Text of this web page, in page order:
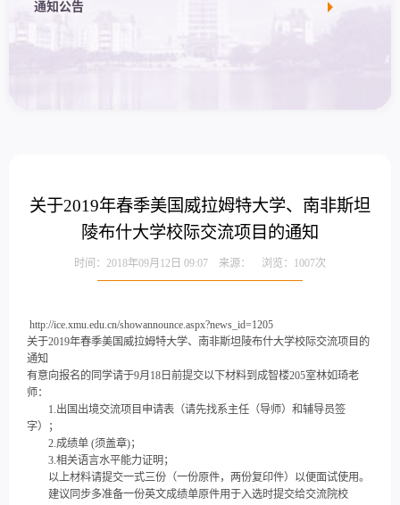
通知公告
关于2019年春季美国威拉姆特大学、南非斯坦
陵布什大学校际交流项目的通知
时间：2018年09月12日 09:07 来源： 浏览： 1007次
http://ice.xmu.edu.cn/showannounce.aspx?news_id=1205
关于2019年春季美国威拉姆特大学、南非斯坦陵布什大学校际交流项目的
通知
有意向报名的同学请于9月18日前提交以下材料到成智楼205室林如琦老
师：
1.出国出境交流项目申请表（请先找系主任（导师）和辅导员签
字）；
2.成绩单 (须盖章)；
3.相关语言水平能力证明；
以上材料请提交一式三份（一份原件，两份复印件）以便面试使用。
建议同步多准备一份英文成绩单原件用于入选时提交给交流院校